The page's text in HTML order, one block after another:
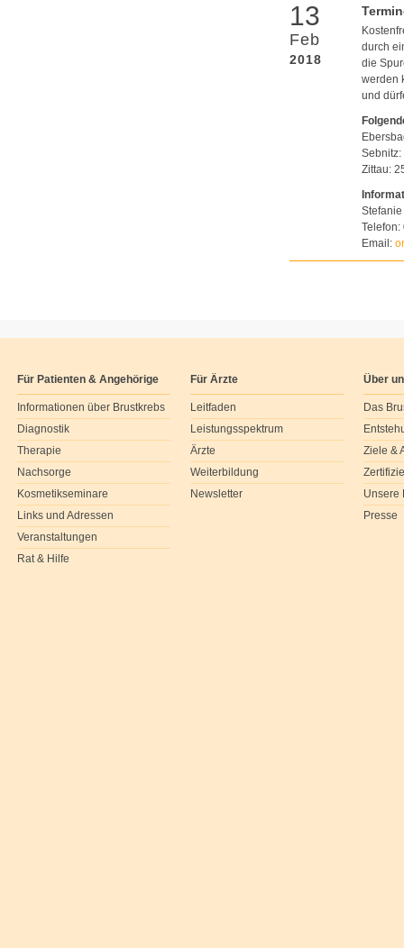
13
Feb
2018
durch
die
werden
und
Zittau:
Telefon:
Email:
Für Patienten & Angehörige
Informationen über Brustkrebs
Diagnostik
Therapie
Nachsorge
Kosmetikseminare
Links und Adressen
Veranstaltungen
Rat & Hilfe
Für Ärzte
Leitfaden
Leistungsspektrum
Ärzte
Weiterbildung
Newsletter
Über
Das
Ziele &
Unsere
Presse